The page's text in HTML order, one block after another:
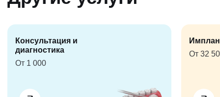
Консультация и
диагностика
От 1 000
От 32